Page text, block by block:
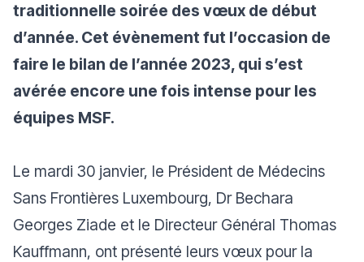
traditionnelle soirée des vœux de début
d’année. Cet évènement fut l’occasion de
faire le bilan de l’année 2023, qui s’est
avérée encore une fois intense pour les
équipes MSF.
Le mardi 30 janvier, le Président de Médecins
Sans Frontières Luxembourg, Dr Bechara
Georges Ziade et le Directeur Général Thomas
Kauffmann, ont présenté leurs vœux pour la